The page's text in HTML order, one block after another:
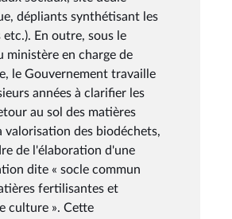
dépliants synthétisant les
En outre, sous le
ministère en charge de
le Gouvernement travaille
années à clarifier les
au sol des matières
valorisation des biodéchets,
de l'élaboration d'une
dite « socle commun
fertilisantes et
culture ». Cette